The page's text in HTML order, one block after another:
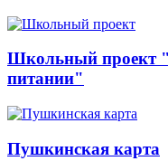
Школьный проект
питании"
Пушкинская карта